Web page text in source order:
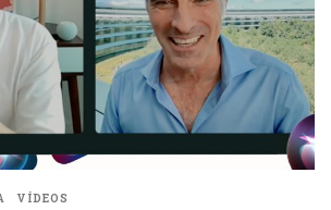
VÍDEOS